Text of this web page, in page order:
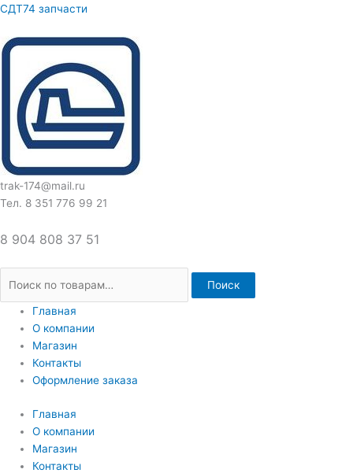
Перейти
содержимому
СДТ74 запчасти
trak-174@mail.ru
Тел. 8 351 776 99 21
8 904 808 37 51
Искать:
Поиск
Главная
О компании
Магазин
Контакты
Оформление заказа
Главная
О компании
Магазин
Контакты